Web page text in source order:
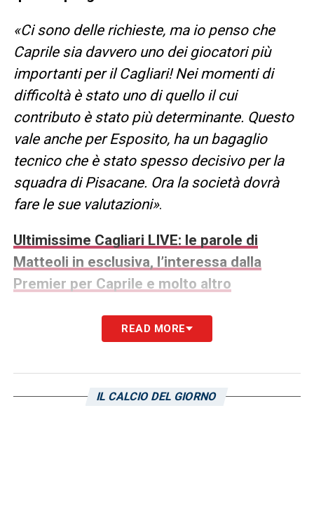
«Ci sono delle richieste, ma io penso che
Caprile sia davvero uno dei giocatori più
importanti per il Cagliari! Nei momenti di
difficoltà è stato uno di quello il cui
contributo è stato più determinante. Questo
vale anche per Esposito, ha un bagaglio
tecnico che è stato spesso decisivo per la
squadra di Pisacane. Ora la società dovrà
fare le sue valutazioni».
Ultimissime Cagliari LIVE: le parole di
Matteoli in esclusiva, l’interessa dalla
Premier per Caprile e molto altro
READ MORE
IL CALCIO DEL GIORNO